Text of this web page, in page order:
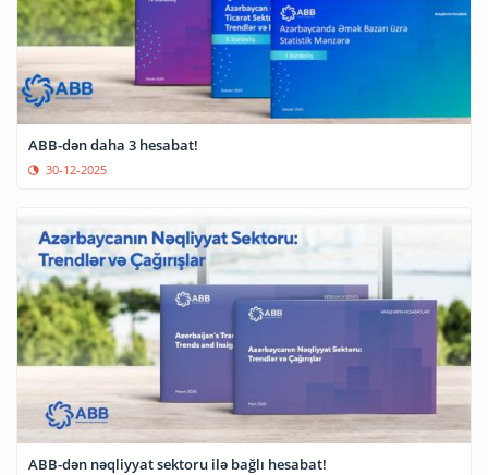
ABB-dən daha 3 hesabat!
30-12-2025
ABB-dən nəqliyyat sektoru ilə bağlı hesabat!